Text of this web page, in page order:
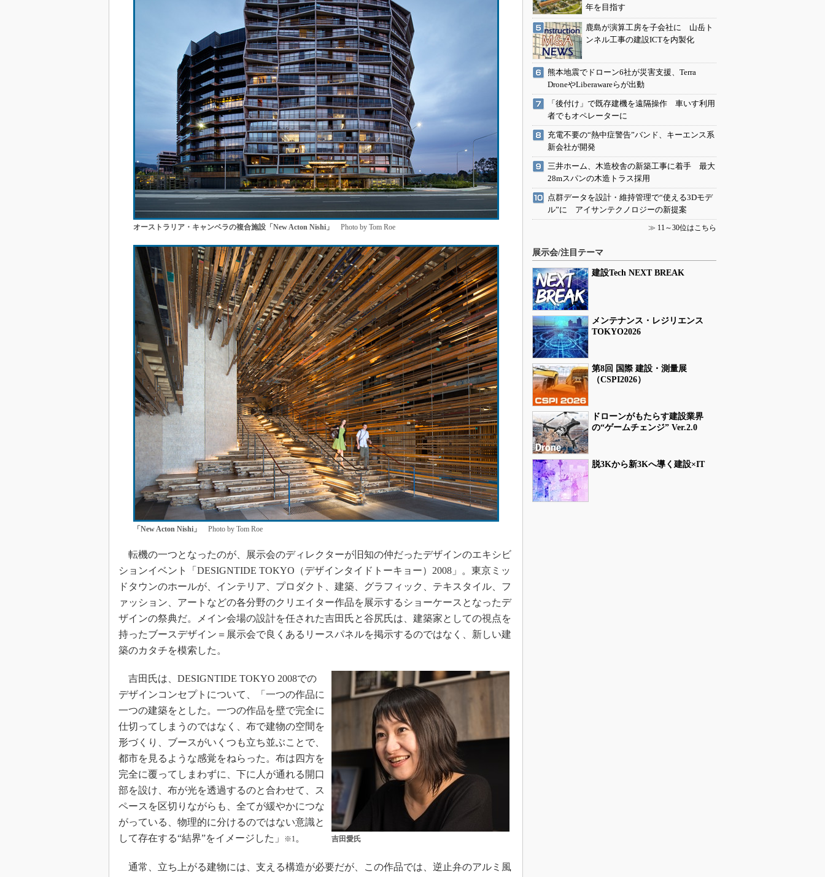
オーストラリア・キャンベラの複合施設「New Acton Nishi」 Photo by Tom Roe
「New Acton Nishi」 Photo by Tom Roe
転機の一つとなったのが、展示会のディレクターが旧知の仲だったデザインのエキシビ
ションイベント「DESIGNTIDE TOKYO（デザインタイドトーキョー）2008」。東京ミッ
ドタウンのホールが、インテリア、プロダクト、建築、グラフィック、テキスタイル、フ
ァッション、アートなどの各分野のクリエイター作品を展示するショーケースとなったデ
ザインの祭典だ。メイン会場の設計を任された吉田氏と谷尻氏は、建築家としての視点を
持ったブースデザイン＝展示会で良くあるリースパネルを掲示するのではなく、新しい建
築のカタチを模索した。
吉田愛氏
吉田氏は、DESIGNTIDE TOKYO 2008での
デザインコンセプトについて、「一つの作品に
一つの建築をとした。一つの作品を壁で完全に
仕切ってしまうのではなく、布で建物の空間を
形づくり、ブースがいくつも立ち並ぶことで、
都市を見るような感覚をねらった。布は四方を
完全に覆ってしまわずに、下に人が通れる開口
部を設け、布が光を透過するのと合わせて、ス
ペースを区切りながらも、全てが緩やかにつな
がっている、物理的に分けるのではない意識と
して存在する“結界”をイメージした」
※1 。
通常、立ち上がる建物には、支える構造が必要だが、この作品では、逆止弁のアルミ風
年を目指す
鹿島が演算工房を子会社に 山岳ト
ンネル工事の建設ICTを内製化
熊本地震でドローン6社が災害支援、Terra
DroneやLiberawareらが出動
「後付け」で既存建機を遠隔操作 車いす利用
者でもオペレーターに
充電不要の“熱中症警告”バンド、キーエンス系
新会社が開発
三井ホーム、木造校舎の新築工事に着手 最大
28mスパンの木造トラス採用
点群データを設計・維持管理で“使える3Dモデ
ル”に アイサンテクノロジーの新提案
≫ 11～30位はこちら
展示会/注目テーマ
建設Tech NEXT BREAK
メンテナンス・レジリエンス
TOKYO2026
第8回 国際 建設・測量展
（CSPI2026）
ドローンがもたらす建設業界
の“ゲームチェンジ” Ver.2.0
脱3Kから新3Kへ導く建設×IT